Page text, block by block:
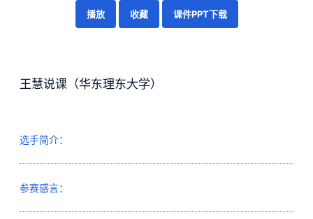
播放 收藏 课件PPT下载
王慧说课（华东理东大学）
选手简介：
参赛感言：